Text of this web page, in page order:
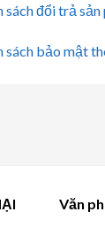
sách đổi trả sản
sách bảo mật
Văn